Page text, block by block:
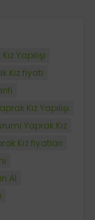
Yapılışı
Kız fiyatı
Kız Yapılışı
Yaprak Kız
Kız fiyatları
Al